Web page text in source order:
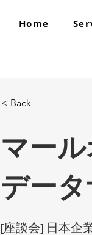
Home
< Back
マール
デー
[座談会] 日本企